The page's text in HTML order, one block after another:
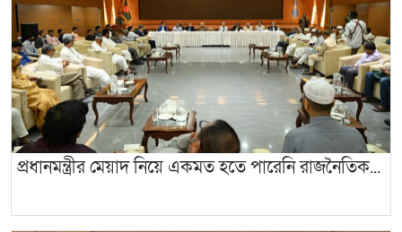
প্রধানমন্ত্রীর মেয়াদ নিয়ে একমত হতে পারেনি রাজনৈতিক...